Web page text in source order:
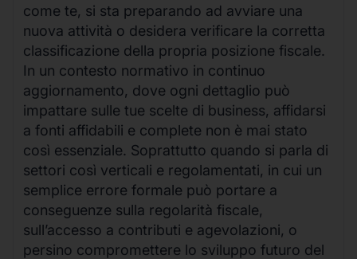
come te, si sta preparando ad avviare una
nuova attività o desidera verificare la corretta
classificazione della propria posizione fiscale.
In un contesto normativo in continuo
aggiornamento, dove ogni dettaglio può
impattare sulle tue scelte di business, affidarsi
a fonti affidabili e complete non è mai stato
così essenziale. Soprattutto quando si parla di
settori così verticali e regolamentati, in cui un
semplice errore formale può portare a
conseguenze sulla regolarità fiscale,
sull’accesso a contributi e agevolazioni, o
persino compromettere lo sviluppo futuro del